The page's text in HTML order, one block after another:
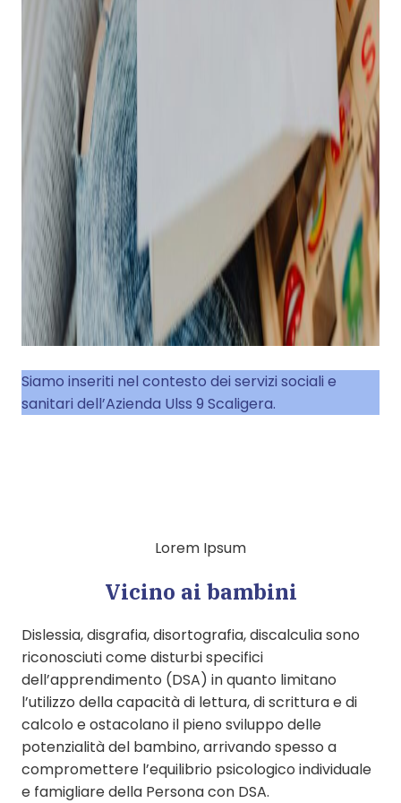
Siamo inseriti nel contesto dei servizi sociali e
sanitari dell’Azienda Ulss 9 Scaligera.
Lorem Ipsum
Vicino ai bambini​
Dislessia, disgrafia, disortografia, discalculia sono
riconosciuti come disturbi specifici
dell’apprendimento (DSA) in quanto limitano
l’utilizzo della capacità di lettura, di scrittura e di
calcolo e ostacolano il pieno sviluppo delle
potenzialità del bambino, arrivando spesso a
compromettere l’equilibrio psicologico individuale
e famigliare della Persona con DSA.